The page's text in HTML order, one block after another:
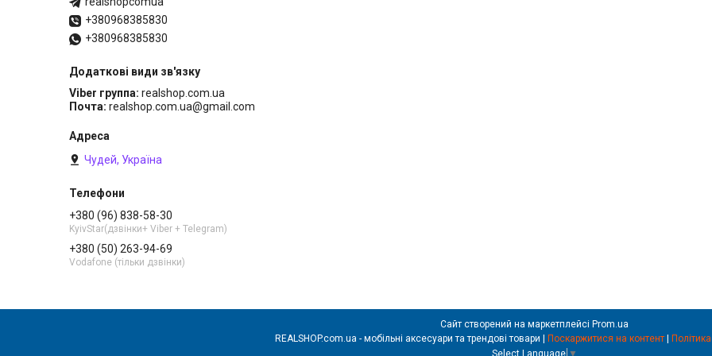
+380968385830
+380968385830
Viber группа realshop.com.ua
Почта realshop.com.ua@gmail.com
Чудей, Україна
+380 (96) 838-58-30
KyivStar(дзвінки+ Viber + Telegram)
+380 (50) 263-94-69
Vodafone (тільки дзвінки)
Сайт створений на маркетплейсі Prom.ua
REALSHOP.com.ua - мобільні аксесуари та трендові товари | Поскаржитися на контент |
Select Language ▼